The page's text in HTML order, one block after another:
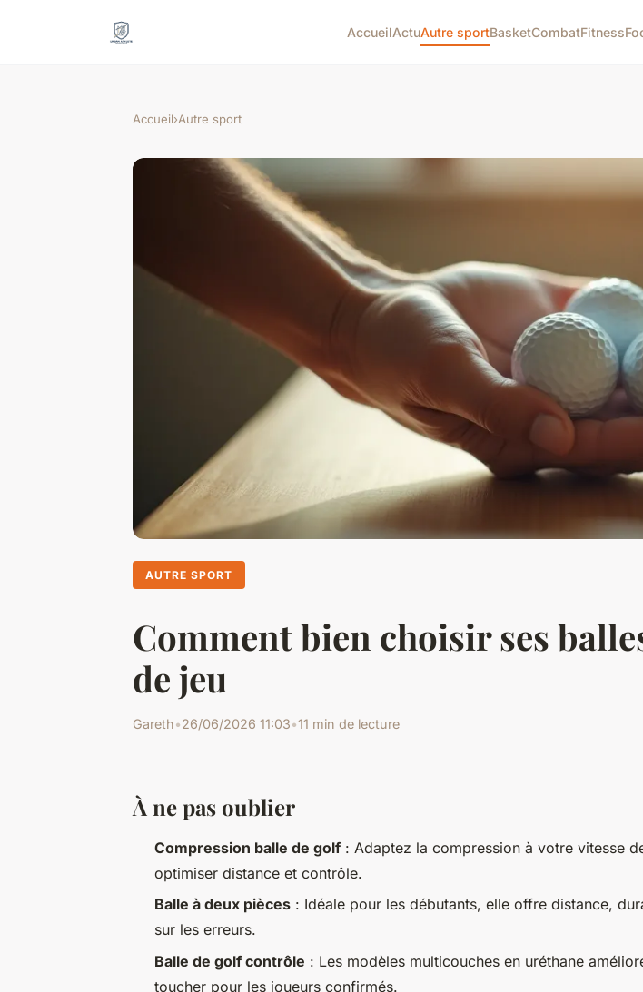
AccueilActuAutre sportBasketCombatFitness
Accueil›Autre sport
AUTRE SPORT
Comment bien choisir ses
de jeu
Gareth•26/06/2026 11:03•11 min de lecture
À ne pas oublier
Compression balle de golf : Adaptez la compression à votre vitesse
optimiser distance et contrôle.
Balle à deux pièces : Idéale pour les débutants, elle offre distance,
sur les erreurs.
Balle de golf contrôle : Les modèles multicouches en uréthane
toucher pour les joueurs confirmés.